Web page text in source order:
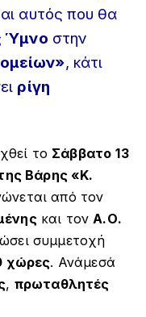
αυτός που θα
Ύμνο στην
, κάτι
ρίγη
το Σάββατο 13
Βάρης «Κ.
από τον
και τονΑ.Ο.
συμμετοχή
χώρες. Ανάμεσά
, πρωταθλητές